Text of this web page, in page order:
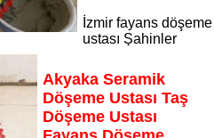
İzmir fayans döşeme
ustası Şahinler
sanat eseri gibi işleyen
özel hizmet sunuyor İzmir
ustası fayans döşeme
Akyaka Seramik
Döşeme Ustası Taş
Döşeme Ustası